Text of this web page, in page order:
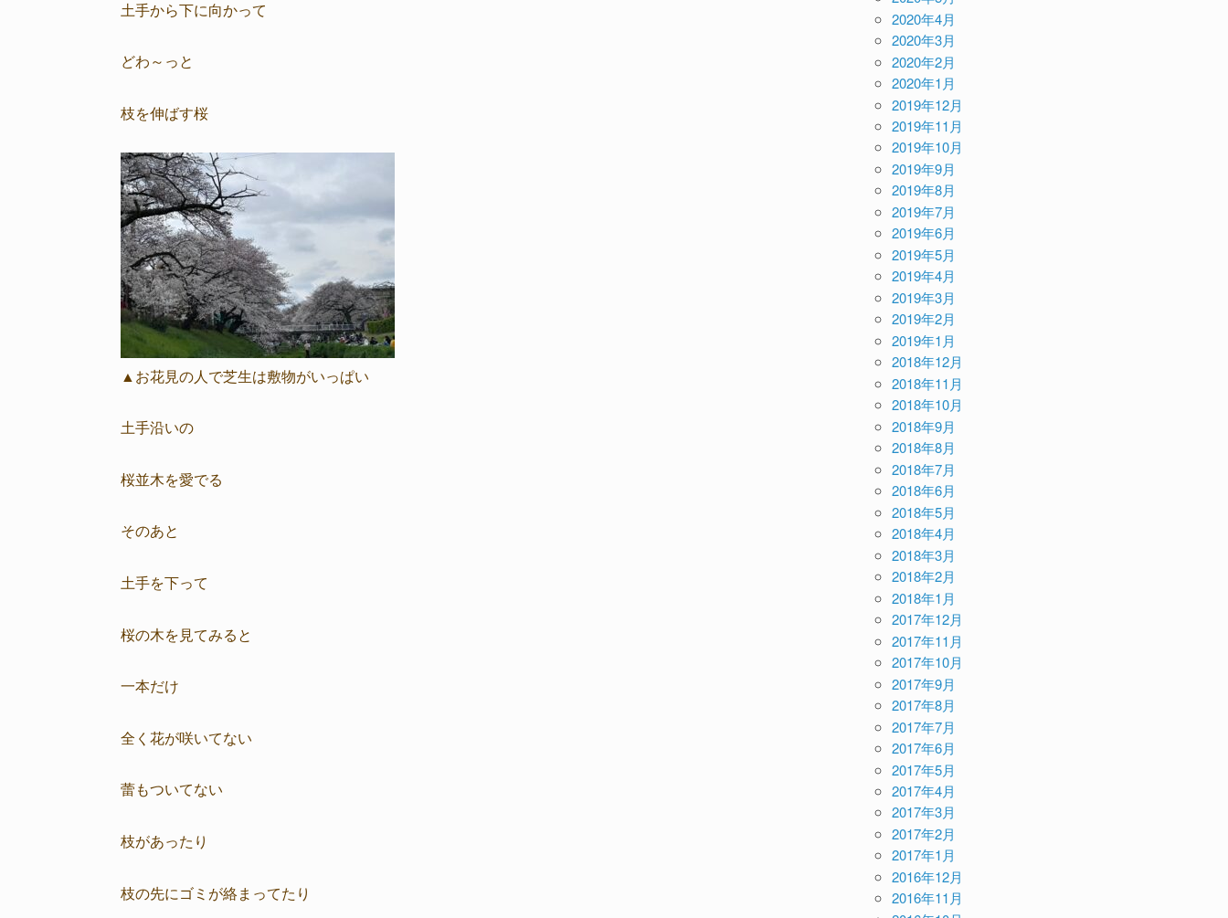
土手から下に向かって
どわ～っと
枝を伸ばす桜
▲お花見の人で芝生は敷物がいっぱい
土手沿いの
桜並木を愛でる
そのあと
土手を下って
桜の木を見てみると
一本だけ
全く花が咲いてない
蕾もついてない
枝があったり
枝の先にゴミが絡まってたり
2020年4月
2020年3月
2020年2月
2020年1月
2019年12月
2019年11月
2019年10月
2019年9月
2019年8月
2019年7月
2019年6月
2019年5月
2019年4月
2019年3月
2019年2月
2019年1月
2018年12月
2018年11月
2018年10月
2018年9月
2018年8月
2018年7月
2018年6月
2018年5月
2018年4月
2018年3月
2018年2月
2018年1月
2017年12月
2017年11月
2017年10月
2017年9月
2017年8月
2017年7月
2017年6月
2017年5月
2017年4月
2017年3月
2017年2月
2017年1月
2016年12月
2016年11月